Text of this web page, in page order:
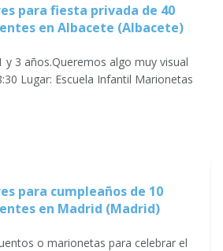
para fiesta privada de 40
en Albacete (Albacete)
y 3 años.Queremos algo muy visual
Lugar: Escuela Infantil Marionetas
para cumpleaños de 10
en Madrid (Madrid)
o marionetas para celebrar el